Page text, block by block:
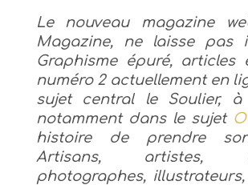
Le nouveau magazine
Magazine, ne laisse pas
Graphisme épuré, articles
numéro 2 actuellement en
sujet central le Soulier, à
notamment dans le sujet
histoire de prendre
Artisans, artistes,
photographes,